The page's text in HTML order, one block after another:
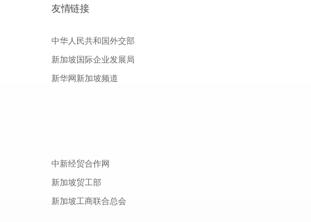
友情链接
中华人民共和国外交部
新加坡国际企业发展局
新华网新加坡频道
中新经贸合作网
新加坡贸工部
新加坡工商联合总会